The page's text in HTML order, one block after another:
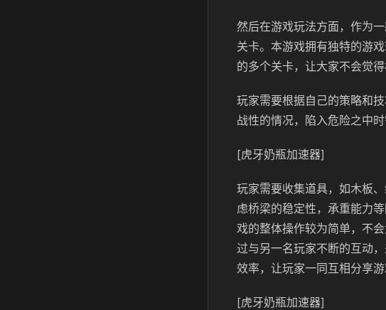
然后在游戏玩法方面，作为
关卡。本游戏拥有独特的游
的多个关卡，让大家不会觉得
玩家需要根据自己的策略和
战性的情况，陷入危险之中
[虎牙奶瓶加速器]
玩家需要收集道具，如木板
虑桥梁的稳定性，承重能力
戏的整体操作较为简单，不
过与另一名玩家不断的互动
效率，让玩家一同互相分享游
[虎牙奶瓶加速器]